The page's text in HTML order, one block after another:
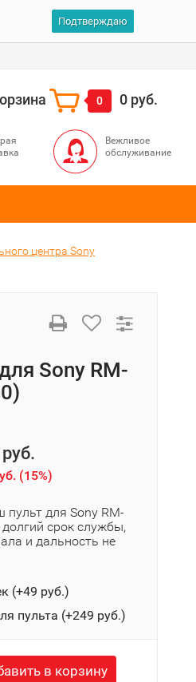
Подтверждаю
0 0 руб.
Вежливое
обслуживание
центра Sony
Sony RM-
(15%)
пульт для Sony RM-
долгий срок службы,
и дальность не
(+49 руб.)
пульта (+249 руб.)
в корзину